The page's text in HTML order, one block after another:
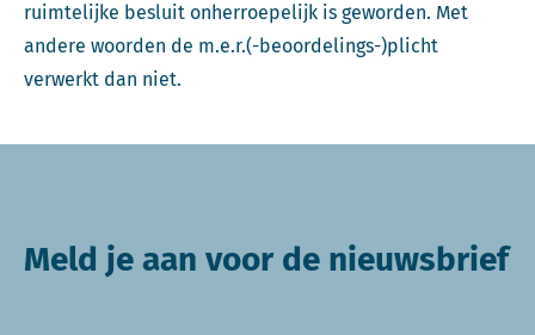
ruimtelijke besluit onherroepelijk is geworden. Met
andere woorden de m.e.r.(-beoordelings-)plicht
verwerkt dan niet.
Meld je aan voor de nieuwsbrief